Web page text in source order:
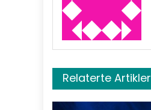
Relaterte Artikler